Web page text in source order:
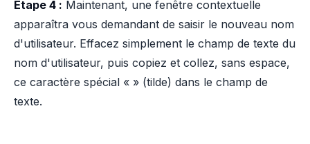
Étape 4 : Maintenant, une fenêtre contextuelle
apparaîtra vous demandant de saisir le nouveau nom
d'utilisateur. Effacez simplement le champ de texte du
nom d'utilisateur, puis copiez et collez, sans espace,
ce caractère spécial « » (tilde) dans le champ de
texte.